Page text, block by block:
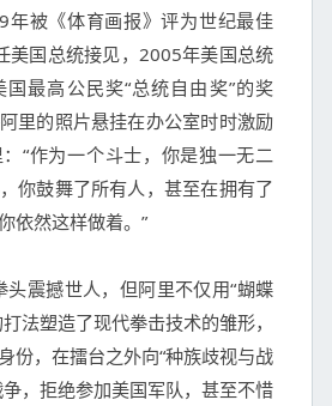
年被《体育画报》评为世纪最佳
美国总统接见，2005年美国总统
最高公民奖“总统自由奖”的奖
里的照片悬挂在办公室时时激励
“作为一个斗士，你是独一无二
你鼓舞了所有人，甚至在拥有了
依然这样做着。”
法塑造了现代拳击技术的雏形，
份，在擂台之外向“种族歧视与战
，拒绝参加美国军队，甚至不惜